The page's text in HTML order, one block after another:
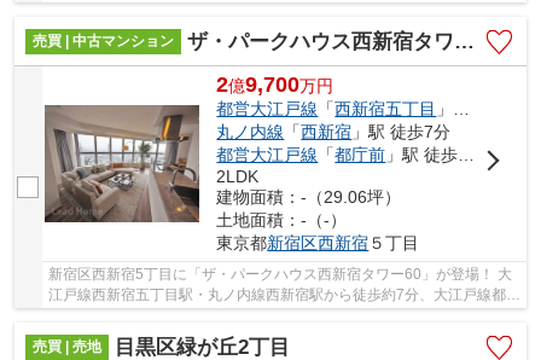
売買 | 中古マンション
ザ・パークハウス西新宿タワー60
2億9,700万円
都営大江戸線 「西新宿五丁目 」駅 徒歩7分
丸ノ内線 「西新宿 」駅 徒歩7分
都営大江戸線 「都庁前 」駅 徒歩8分
2LDK
建物面積：-（29.06坪）
土地面積：-（-）
東京都新宿区西新宿５丁目
新宿区西新宿5丁目に「ザ・パークハウス西新宿タワー60」が登場！ 大
江戸線西新宿五丁目駅・丸ノ内線西新宿駅から徒歩約7分、大江戸線都庁
売買 | 売地
目黒区緑が丘2丁目